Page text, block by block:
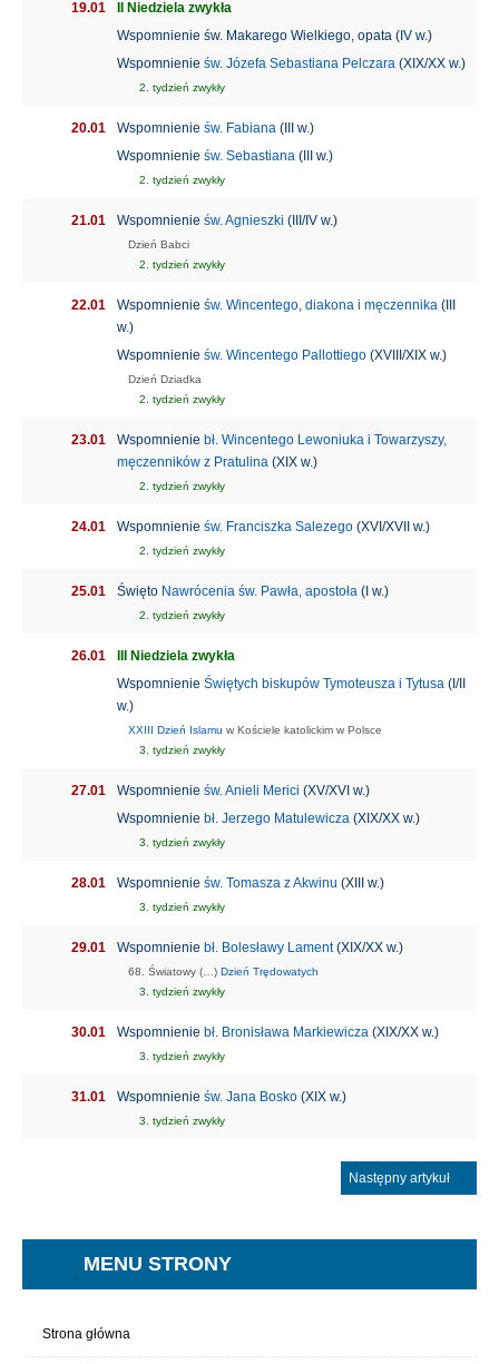
19.01
II Niedziela zwykła
Wspomnienie św. Makarego Wielkiego, opata (IV w.)
Wspomnienie św. Józefa Sebastiana Pelczara (XIX/XX w.)
2. tydzień zwykły
20.01 Wspomnienie św. Fabiana (III w.)
Wspomnienie św. Sebastiana (III w.)
2. tydzień zwykły
21.01 Wspomnienie św. Agnieszki (III/IV w.)
Dzień Babci
2. tydzień zwykły
22.01 Wspomnienie św. Wincentego, diakona i męczennika (III
w.)
Wspomnienie św. Wincentego Pallottiego (XVIII/XIX w.)
Dzień Dziadka
2. tydzień zwykły
23.01 Wspomnienie bł. Wincentego Lewoniuka i Towarzyszy,
męczenników z Pratulina (XIX w.)
2. tydzień zwykły
24.01 Wspomnienie św. Franciszka Salezego (XVI/XVII w.)
2. tydzień zwykły
25.01 Święto Nawrócenia św. Pawła, apostoła (I w.)
2. tydzień zwykły
26.01
III Niedziela zwykła
Wspomnienie Świętych biskupów Tymoteusza i Tytusa (I/II
w.)
XXIII Dzień Islamu w Kościele katolickim w Polsce
3. tydzień zwykły
27.01 Wspomnienie św. Anieli Merici (XV/XVI w.)
Wspomnienie bł. Jerzego Matulewicza (XIX/XX w.)
3. tydzień zwykły
28.01 Wspomnienie św. Tomasza z Akwinu (XIII w.)
3. tydzień zwykły
29.01 Wspomnienie bł. Bolesławy Lament(XIX/XX w.)
68. Światowy (…) Dzień Trędowatych
3. tydzień zwykły
30.01 Wspomnienie bł. Bronisława Markiewicza (XIX/XX w.)
3. tydzień zwykły
31.01 Wspomnienie św. Jana Bosko (XIX w.)
3. tydzień zwykły
Następny artykuł
MENU STRONY
Strona główna